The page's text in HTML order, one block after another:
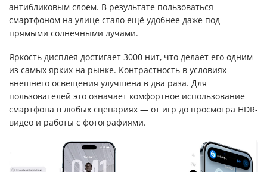
антибликовым слоем. В результате пользоваться
смартфоном на улице стало ещё удобнее даже под
прямыми солнечными лучами.
Яркость дисплея достигает 3000 нит, что делает его одним
из самых ярких на рынке. Контрастность в условиях
внешнего освещения улучшена в два раза. Для
пользователей это означает комфортное использование
смартфона в любых сценариях — от игр до просмотра HDR-
видео и работы с фотографиями.